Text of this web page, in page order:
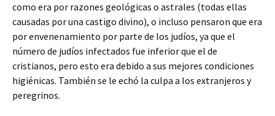
como era por razones geológicas o astrales (todas ellas
causadas por una castigo divino), o incluso pensaron que era
por envenenamiento por parte de los judíos, ya que el
número de judíos infectados fue inferior que el de
cristianos, pero esto era debido a sus mejores condiciones
higiénicas. También se le echó la culpa a los extranjeros y
peregrinos.